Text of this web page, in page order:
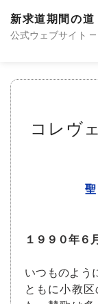
新求道期間の道
公式ウェブサイト —
コレヴ
１９９０年６
いつものよう
ともに小教